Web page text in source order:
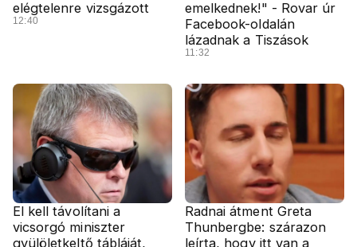
elégtelenre vizsgázott
12:40
emelkednek!" - Rovar úr
Facebook-oldalán
lázadnak a Tiszások
11:32
El kell távolítani a
vicsorgó miniszter
gyülöletkeltő tábláját,
Radnai átment Greta
Thunbergbe: szárazon
leírta, hogy itt van a